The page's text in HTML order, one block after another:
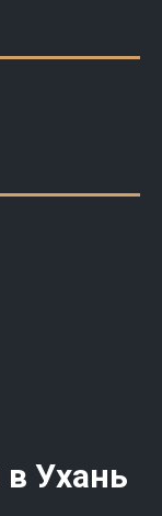
в Ухань